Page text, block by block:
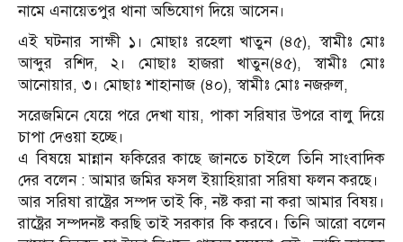
নামে এনায়েতপুর থানা অভিযোগ দিয়ে আসেন।
এই ঘটনার সাক্ষী ১। মোছাঃ রহেলা খাতুন (৪৫), স্বামীঃ মোঃ
আব্দুর রশিদ, ২। মোছাঃ হাজরা খাতুন(৪৫), স্বামীঃ মোঃ
আনোয়ার, ৩। মোছাঃ শাহানাজ (৪০), স্বামীঃ মোঃ নজরুল,
সরেজমিনে যেয়ে পরে দেখা যায়, পাকা সরিষার উপরে বালু দিয়ে
চাপা দেওয়া হচ্ছে।
এ বিষয়ে মান্নান ফকিরের কাছে জানতে চাইলে তিনি সাংবাদিক
দের বলেন : আমার জমির ফসল ইয়াহিয়ারা সরিষা ফলন করছে।
আর সরিষা রাষ্ট্রের সম্পদ তাই কি, নষ্ট করা না করা আমার বিষয়।
রাষ্ট্রের সম্পদনষ্ট করছি তাই সরকার কি করবে। তিনি আরো বলেন